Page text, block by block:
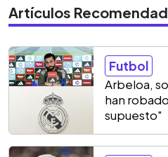
Artículos
Futbol
Arbeloa,
han
supuesto"